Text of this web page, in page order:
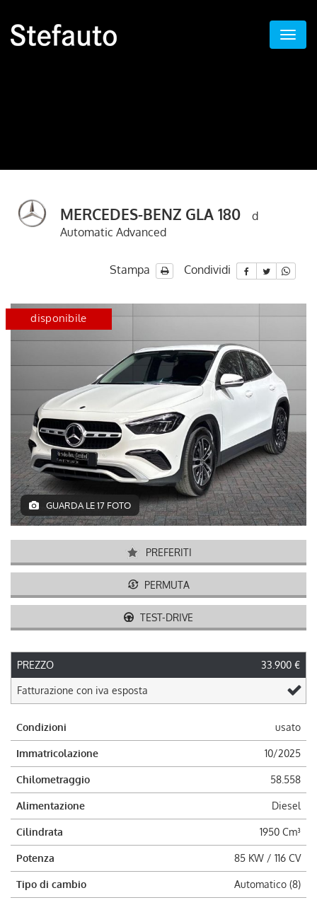
MERCEDES-BENZ GLA 180
d
Automatic Advanced
Stampa Condividi
certified
GUARDA LE 17 FOTO
PREFERITI
PERMUTA
TEST-DRIVE
PREZZO 33.900 €
Fatturazione con iva esposta
Condizioni usato
Immatricolazione 10/2025
Chilometraggio 58.558
Alimentazione Diesel
Cilindrata 1950 Cm³
Potenza 85 KW / 116 CV
Tipo di cambio Automatico (8)